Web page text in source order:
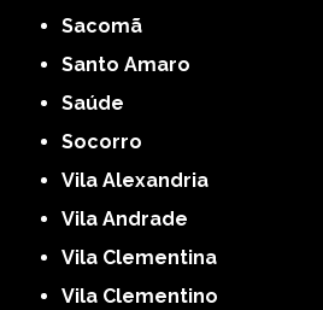
Sacomã
Santo Amaro
Saúde
Socorro
Vila Alexandria
Vila Andrade
Vila Clementina
Vila Clementino